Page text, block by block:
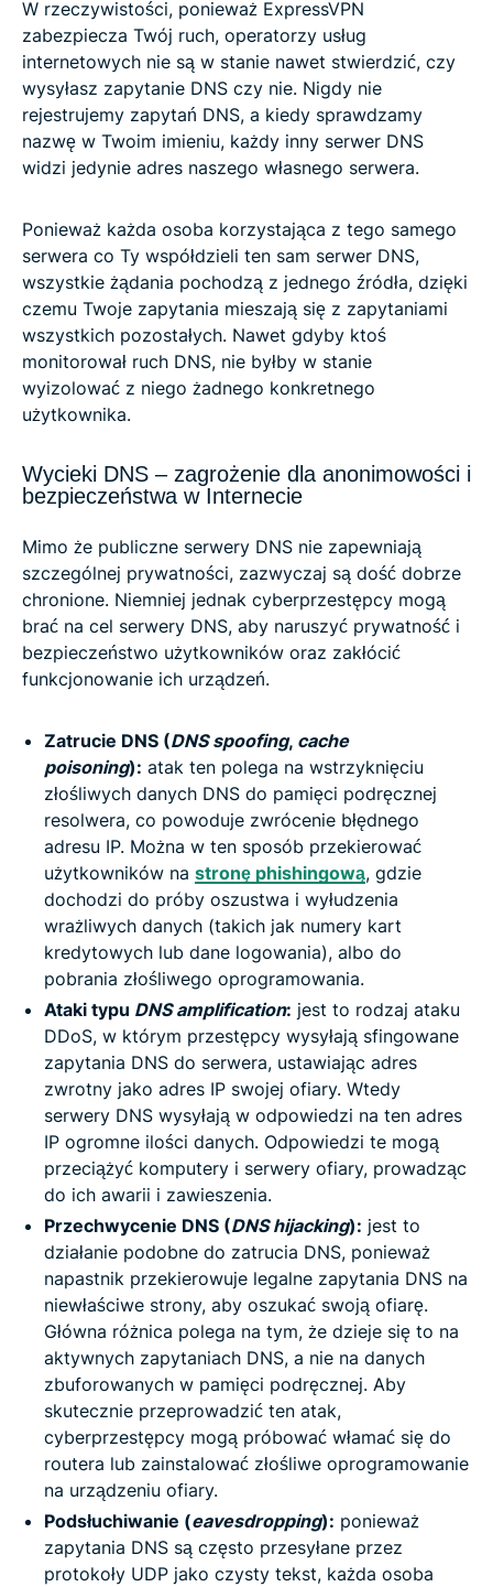
W rzeczywistości, ponieważ ExpressVPN
zabezpiecza Twój ruch, operatorzy usług
internetowych nie są w stanie nawet stwierdzić, czy
wysyłasz zapytanie DNS czy nie. Nigdy nie
rejestrujemy zapytań DNS, a kiedy sprawdzamy
nazwę w Twoim imieniu, każdy inny serwer DNS
widzi jedynie adres naszego własnego serwera.
Ponieważ każda osoba korzystająca z tego samego
serwera co Ty współdzieli ten sam serwer DNS,
wszystkie żądania pochodzą z jednego źródła, dzięki
czemu Twoje zapytania mieszają się z zapytaniami
wszystkich pozostałych. Nawet gdyby ktoś
monitorował ruch DNS, nie byłby w stanie
wyizolować z niego żadnego konkretnego
użytkownika.
Wycieki DNS – zagrożenie dla anonimowości i
bezpieczeństwa w Internecie
Mimo że publiczne serwery DNS nie zapewniają
szczególnej prywatności, zazwyczaj są dość dobrze
chronione. Niemniej jednak cyberprzestępcy mogą
brać na cel serwery DNS, aby naruszyć prywatność i
bezpieczeństwo użytkowników oraz zakłócić
funkcjonowanie ich urządzeń.
Zatrucie DNS (DNS spoofing, cache
poisoning): atak ten polega na wstrzyknięciu
złośliwych danych DNS do pamięci podręcznej
resolwera, co powoduje zwrócenie błędnego
adresu IP. Można w ten sposób przekierować
użytkowników na stronę phishingową, gdzie
dochodzi do próby oszustwa i wyłudzenia
wrażliwych danych (takich jak numery kart
kredytowych lub dane logowania), albo do
pobrania złośliwego oprogramowania.
Ataki typu DNS amplification: jest to rodzaj ataku
DDoS, w którym przestępcy wysyłają sfingowane
zapytania DNS do serwera, ustawiając adres
zwrotny jako adres IP swojej ofiary. Wtedy
serwery DNS wysyłają w odpowiedzi na ten adres
IP ogromne ilości danych. Odpowiedzi te mogą
przeciążyć komputery i serwery ofiary, prowadząc
do ich awarii i zawieszenia.
Przechwycenie DNS (DNS hijacking): jest to
działanie podobne do zatrucia DNS, ponieważ
napastnik przekierowuje legalne zapytania DNS na
niewłaściwe strony, aby oszukać swoją ofiarę.
Główna różnica polega na tym, że dzieje się to na
aktywnych zapytaniach DNS, a nie na danych
zbuforowanych w pamięci podręcznej. Aby
skutecznie przeprowadzić ten atak,
cyberprzestępcy mogą próbować włamać się do
routera lub zainstalować złośliwe oprogramowanie
na urządzeniu ofiary.
Podsłuchiwanie (eavesdropping): ponieważ
zapytania DNS są często przesyłane przez
protokoły UDP jako czysty tekst, każda osoba